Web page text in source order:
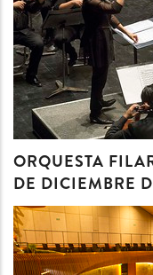
ORQUESTA
DE DICIEMBRE